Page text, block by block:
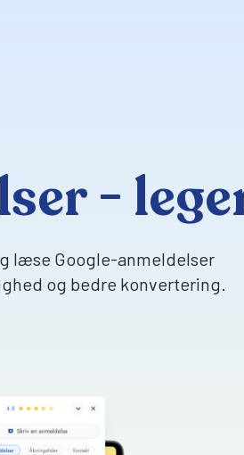
-
læse Google-anmeldelser
og bedre konvertering.